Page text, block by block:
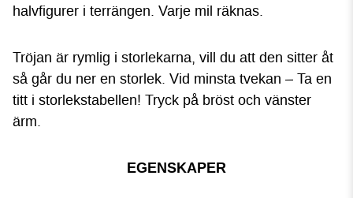
halvfigurer i terrängen. Varje mil räknas.
Tröjan är rymlig i storlekarna, vill du att den sitter åt
så går du ner en storlek. Vid minsta tvekan – Ta en
titt i storlekstabellen! Tryck på bröst och vänster
ärm.
EGENSKAPER